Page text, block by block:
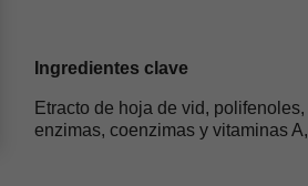
Ingredientes clave
Etracto de hoja de vid,
enzimas, coenzimas y vitaminas